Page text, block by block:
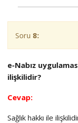
Soru 8:
e-Nabız
ilişkilidir?
Cevap:
Sağlık hakkı ile